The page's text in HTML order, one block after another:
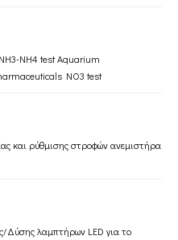
NH4 test Aquarium
NO3 test
και ρύθμισης στροφών ανεμιστήρα
Δύσης λαμπτήρων LED για το